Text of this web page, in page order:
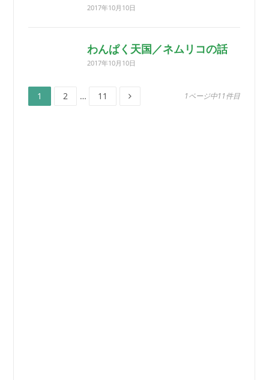
2017年10月10日
わんぱく天国／ネムリコの話
2017年10月10日
投ペ
ー
1
ペ
2 …
ペ
11 1ページ中11件目